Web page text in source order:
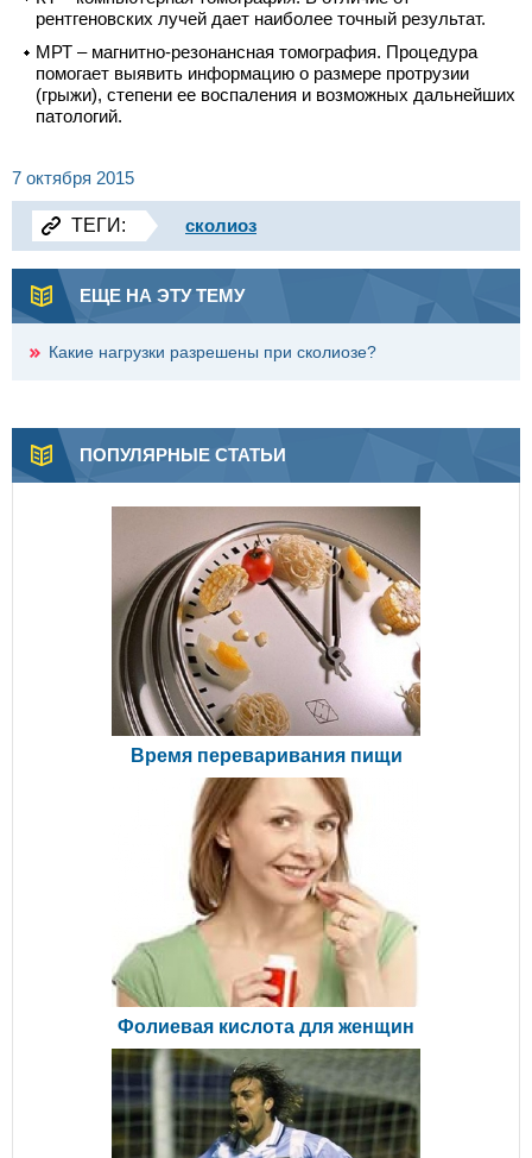
рентгеновских лучей дает наиболее точный результат.
МРТ – магнитно-резонансная томография. Процедура
помогает выявить информацию о размере протрузии
(грыжи), степени ее воспаления и возможных дальнейших
патологий.
7 октября 2015
ТЕГИ: сколиоз
ЕЩЕ НА ЭТУ ТЕМУ
Какие нагрузки разрешены при сколиозе?
ПОПУЛЯРНЫЕ СТАТЬИ
Время переваривания пищи
Фолиевая кислота для женщин